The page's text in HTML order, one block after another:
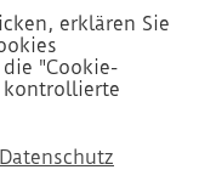
|
erklären Sie
"Cookie-
kontrollierte
Datenschutz